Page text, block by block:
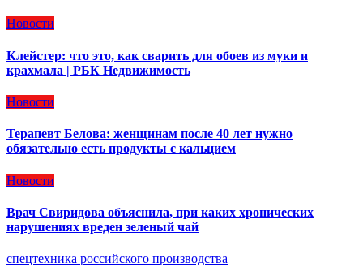
Новости
Клейстер: что это, как сварить для обоев из муки и
крахмала | РБК Недвижимость
Новости
Терапевт Белова: женщинам после 40 лет нужно
обязательно есть продукты с кальцием
Новости
Врач Свиридова объяснила, при каких хронических
нарушениях вреден зеленый чай
спецтехника российского производства